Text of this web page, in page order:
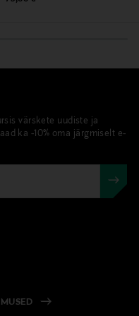
värskete uudiste ja
ka -10% oma järgmiselt e-